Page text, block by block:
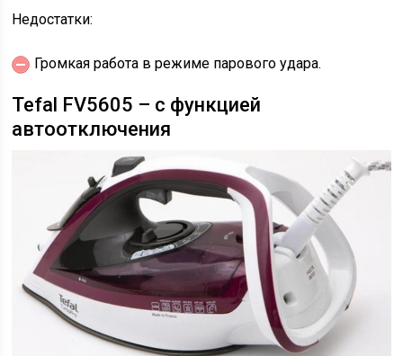
Недостатки:
Громкая работа в режиме парового удара.
Tefal FV5605 – с функцией
автоотключения